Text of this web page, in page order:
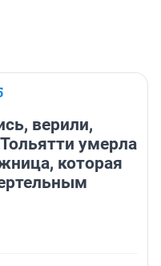
верили,
умерла
которая